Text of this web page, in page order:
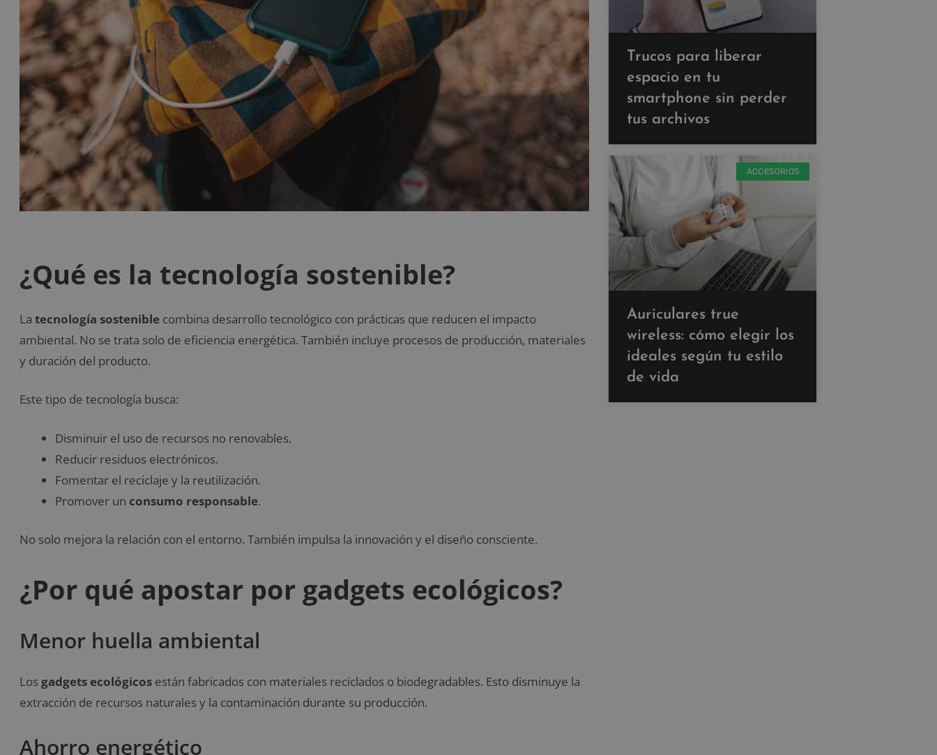
¿Qué es la tecnología sostenible?
La tecnología sostenible combina desarrollo tecnológico con prácticas que reducen el impacto
ambiental. No se trata solo de eficiencia energética. También incluye procesos de producción, materiales
y duración del producto.
Este tipo de tecnología busca:
Disminuir el uso de recursos no renovables.
Reducir residuos electrónicos.
Fomentar el reciclaje y la reutilización.
Promover un consumo responsable.
No solo mejora la relación con el entorno. También impulsa la innovación y el diseño consciente.
¿Por qué apostar por gadgets ecológicos?
Menor huella ambiental
Los gadgets ecológicos están fabricados con materiales reciclados o biodegradables. Esto disminuye la
extracción de recursos naturales y la contaminación durante su producción.
Ahorro energético
Trucos para liberar
espacio en tu
smartphone sin perder
tus archivos
ACCESORIOS
Auriculares true
wireless: cómo elegir los
ideales según tu estilo
de vida